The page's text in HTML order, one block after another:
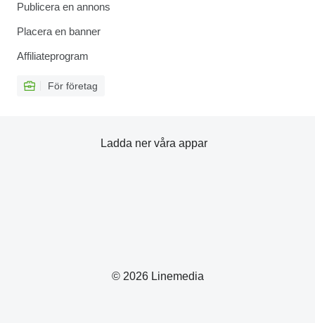
Publicera en annons
Placera en banner
Affiliateprogram
För företag
© 2026 Linemedia
Ladda ner våra appar